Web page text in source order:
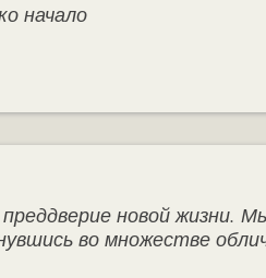
начало
новой жизни.
во множестве